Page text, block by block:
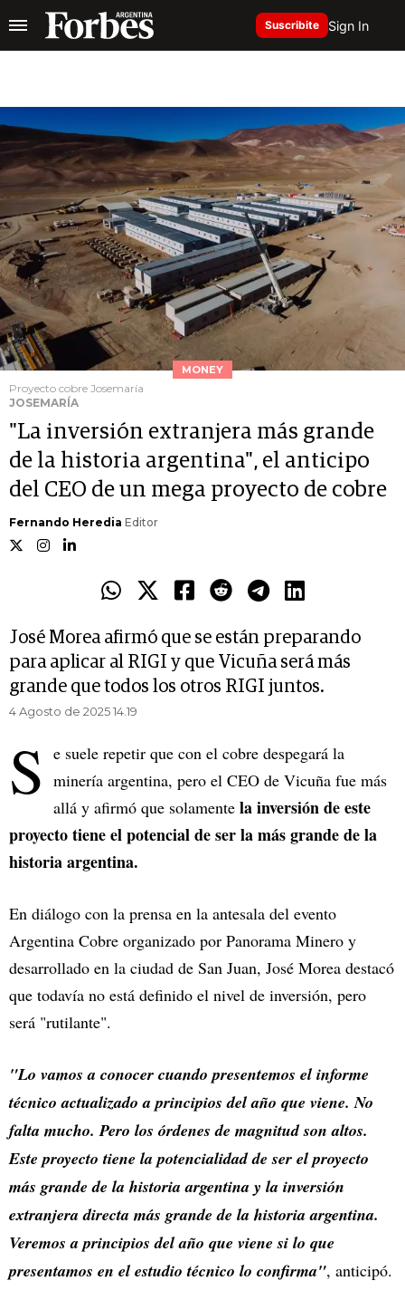
Suscribite Sign In
MONEY
Proyecto cobre Josemaría
JOSEMARÍA
"La inversión extranjera más grande
de la historia argentina", el anticipo
del CEO de un mega proyecto de cobre
Fernando Heredia Editor
José Morea afirmó que se están preparando
para aplicar al RIGI y que Vicuña será más
grande que todos los otros RIGI juntos.
4 Agosto de 2025 14.19
S e suele repetir que con el cobre despegará la
minería argentina, pero el CEO de Vicuña fue más
allá y afirmó que solamente la inversión de este
proyecto tiene el potencial de ser la más grande de la
historia argentina.
En diálogo con la prensa en la antesala del evento
Argentina Cobre organizado por Panorama Minero y
desarrollado en la ciudad de San Juan, José Morea destacó
que todavía no está definido el nivel de inversión, pero
será "rutilante".
"Lo vamos a conocer cuando presentemos el informe
técnico actualizado a principios del año que viene. No
falta mucho. Pero los órdenes de magnitud son altos.
Este proyecto tiene la potencialidad de ser el proyecto
más grande de la historia argentina y la inversión
extranjera directa más grande de la historia argentina.
Veremos a principios del año que viene si lo que
presentamos en el estudio técnico lo confirma", anticipó.